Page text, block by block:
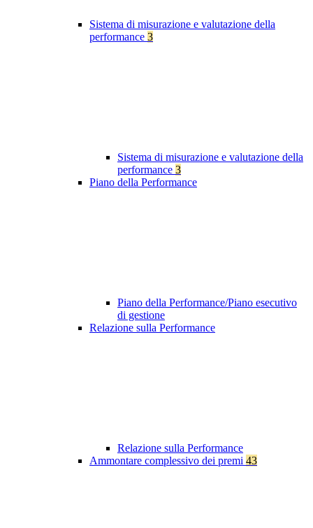
Sistema di misurazione e valutazione della
performance 3
Sistema di misurazione e valutazione della
performance 3
Piano della Performance
Piano della Performance/Piano esecutivo
di gestione
Relazione sulla Performance
Relazione sulla Performance
Ammontare complessivo dei premi 43